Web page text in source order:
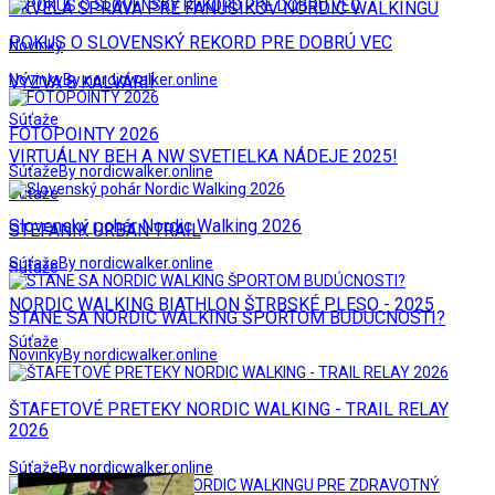
SKVELÁ SPRÁVA PRE FANÚŠIKOV NORDIC WALKINGU
Novinky
VÝZVA 8 KALVÁRIÍ
Súťaže
VIRTUÁLNY BEH A NW SVETIELKA NÁDEJE 2025!
Súťaže
STEFANIK URBAN TRAIL
Súťaže
NORDIC WALKING BIATHLON ŠTRBSKÉ PLESO - 2025
Súťaže
POKUS O SLOVENSKÝ REKORD PRE DOBRÚ VEC
NovinkyBy nordicwalker.online
FOTOPOINTY 2026
SúťažeBy nordicwalker.online
Slovenský pohár Nordic Walking 2026
SúťažeBy nordicwalker.online
STANE SA NORDIC WALKING ŠPORTOM BUDÚCNOSTI?
NovinkyBy nordicwalker.online
ŠTAFETOVÉ PRETEKY NORDIC WALKING - TRAIL RELAY
2026
SúťažeBy nordicwalker.online